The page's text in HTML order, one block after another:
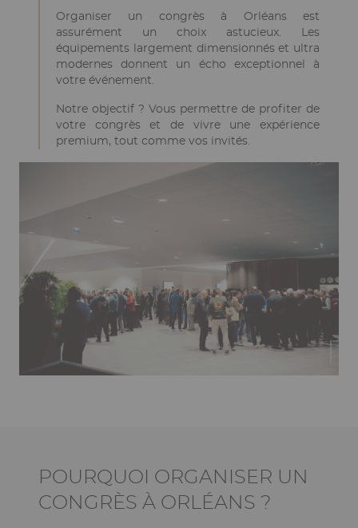
Organiser un congrès à Orléans est
assurément un choix astucieux. Les
équipements largement dimensionnés et ultra
modernes donnent un écho exceptionnel à
votre événement.
Notre objectif ? Vous permettre de profiter de
votre congrès et de vivre une expérience
premium, tout comme vos invités.
POURQUOI ORGANISER UN
CONGRÈS À ORLÉANS ?